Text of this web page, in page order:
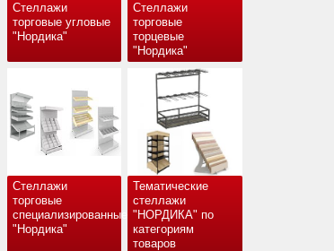
Стеллажи
торговые угловые
"Нордика"
Стеллажи
торговые
торцевые
"Нордика"
Стеллажи
торговые
специализированные
"Нордика"
Тематические
стеллажи
"НОРДИКА" по
категориям
товаров